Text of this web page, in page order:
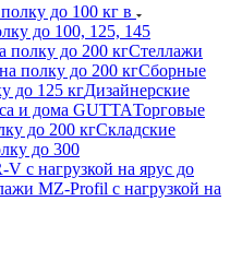
до 100 кг в
до 100, 125, 145
полку до 200 кгСтеллажи
полку до 200 кгСборные
до 125 кгДизайнерские
и дома GUTTAТорговые
до 200 кгСкладские
до 300
с нагрузкой на ярус до
MZ-Profil с нагрузкой на